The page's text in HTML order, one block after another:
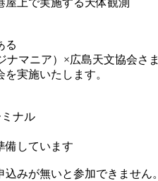
屋上で実施する天体観測
る
ナマニア）×広島天文協会さ
実施いたします。
ナル
備しています
みが無いと参加できません。